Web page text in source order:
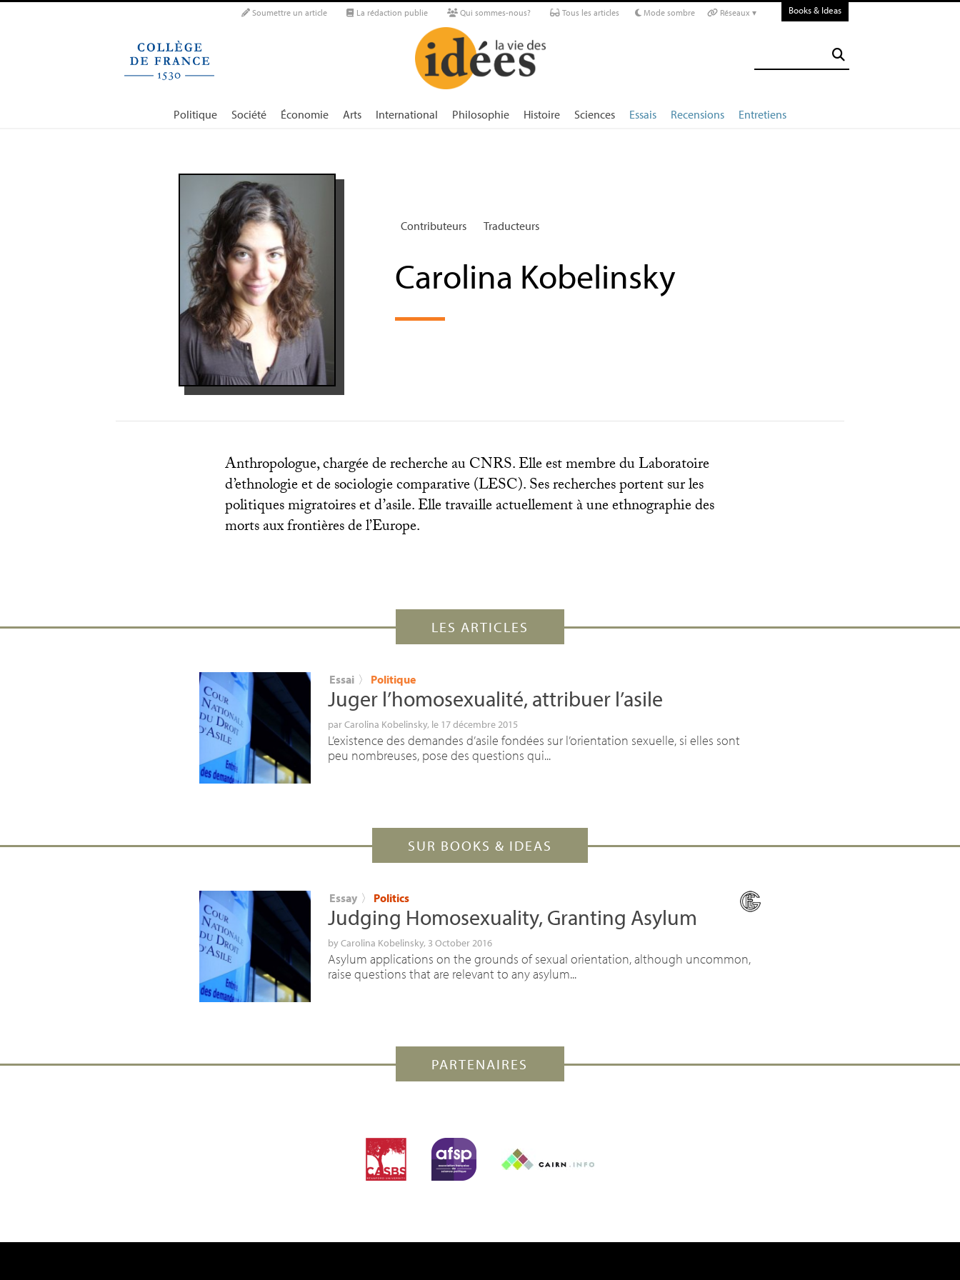
Soumettre un article La rédaction publie Qui sommes-nous? Tous les articles Mode sombre Réseaux ▾ Books & Ideas
Politique Société Économie Arts International Philosophie Histoire Sciences Essais Recensions Entretiens
Contributeurs Traducteurs
Carolina Kobelinsky
Anthropologue, chargée de recherche auCNRS. Elle est membre du Laboratoire
d’ethnologie et de sociologie comparative (LESC). Ses recherches portent sur les
politiques migratoires et d’asile. Elle travaille actuellement à une ethnographie des
morts aux frontières de l’Europe.
LES ARTICLES
Essai 〉 Politique
Juger l’homosexualité, attribuer l’asile
parCarolina Kobelinsky, le 17 décembre 2015
L’existence des demandes d’asile fondées sur l’orientation sexuelle, si elles sont
peu nombreuses, pose des questions qui...
SUR BOOKS & IDEAS
Essay 〉 Politics
Judging Homosexuality, Granting Asylum
byCarolina Kobelinsky, 3 October 2016
Asylum applications on the grounds of sexual orientation, although uncommon,
raise questions that are relevant to any asylum...
PARTENAIRES